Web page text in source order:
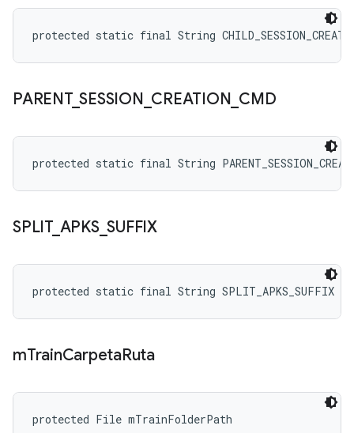
protected static final String
PARENT_SESSION CREATION CMD
protected static final String
SPLIT_ APKS_SUFFIX
protected static final String SPLIT_APKS_SUFFIX
mTrainCarpetaRuta
protected File mTrainFolderPath